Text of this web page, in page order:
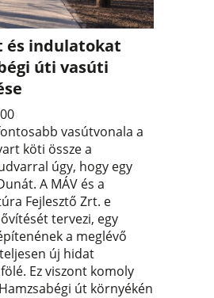
és indulatokat
úti vasúti
vasútvonala a
köti össze a
úgy, hogy egy
A MÁV és a
Fejlesztő Zrt. e
tervezi, egy
a meglévő
új hidat
Ez viszont komoly
út környékén